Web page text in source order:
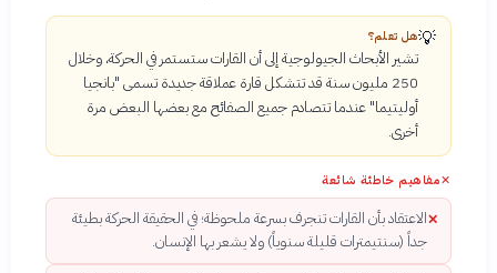
💡هل تعلم؟
تشير الأبحاث الجيولوجية إلى أن القارات ستستمر في الحركة، وخلال
250 مليون سنة قد تتشكل قارة عملاقة جديدة تسمى "بانجيا
أوليتيما" عندما تتصادم جميع الصفائح مع بعضها البعض مرة
أخرى.
✕مفاهيم خاطئة شائعة
✕الاعتقاد بأن القارات تنجرف بسرعة ملحوظة؛ في الحقيقة الحركة بطيئة
جداً (سنتيمترات قليلة سنوياً) ولا يشعر بها الإنسان.